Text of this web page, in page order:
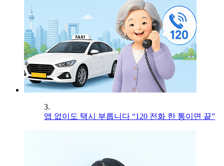
3.
앱 없이도 택시 부릅니다 “120 전화 한 통이면 끝”